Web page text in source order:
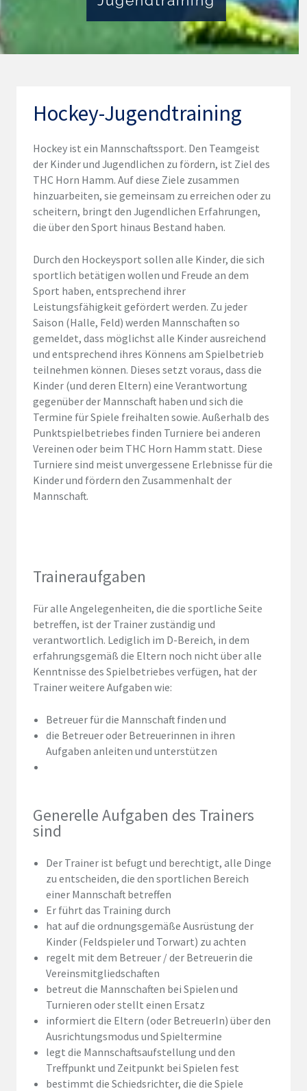
Hockey-Jugendtraining
Hockey ist ein Mannschaftssport. Den Teamgeist
der Kinder und Jugendlichen zu fördern, ist Ziel des
THC Horn Hamm. Auf diese Ziele zusammen
hinzuarbeiten, sie gemeinsam zu erreichen oder zu
scheitern, bringt den Jugendlichen Erfahrungen,
die über den Sport hinaus Bestand haben.
Durch den Hockeysport sollen alle Kinder, die sich
sportlich betätigen wollen und Freude an dem
Sport haben, entsprechend ihrer
Leistungsfähigkeit gefördert werden. Zu jeder
Saison (Halle, Feld) werden Mannschaften so
gemeldet, dass möglichst alle Kinder ausreichend
und entsprechend ihres Könnens am Spielbetrieb
teilnehmen können. Dieses setzt voraus, dass die
Kinder (und deren Eltern) eine Verantwortung
gegenüber der Mannschaft haben und sich die
Termine für Spiele freihalten sowie. Außerhalb des
Punktspielbetriebes finden Turniere bei anderen
Vereinen oder beim THC Horn Hamm statt. Diese
Turniere sind meist unvergessene Erlebnisse für die
Kinder und fördern den Zusammenhalt der
Mannschaft.
Traineraufgaben
Für alle Angelegenheiten, die die sportliche Seite
betreffen, ist der Trainer zuständig und
verantwortlich. Lediglich im D-Bereich, in dem
erfahrungsgemäß die Eltern noch nicht über alle
Kenntnisse des Spielbetriebes verfügen, hat der
Trainer weitere Aufgaben wie:
Betreuer für die Mannschaft finden und
die Betreuer oder Betreuerinnen in ihren
Aufgaben anleiten und unterstützen
Generelle Aufgaben des Trainers
sind
Der Trainer ist befugt und berechtigt, alle Dinge
zu entscheiden, die den sportlichen Bereich
einer Mannschaft betreffen
Er führt das Training durch
hat auf die ordnungsgemäße Ausrüstung der
Kinder (Feldspieler und Torwart) zu achten
regelt mit dem Betreuer / der Betreuerin die
Vereinsmitgliedschaften
betreut die Mannschaften bei Spielen und
Turnieren oder stellt einen Ersatz
informiert die Eltern (oder BetreuerIn) über den
Ausrichtungsmodus und Spieltermine
legt die Mannschaftsaufstellung und den
Treffpunkt und Zeitpunkt bei Spielen fest
bestimmt die Schiedsrichter, die die Spiele